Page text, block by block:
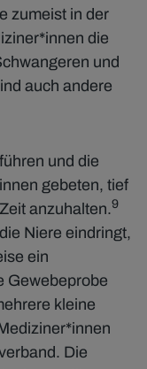
zumeist in der
die
und
auch andere
und die
gebeten, tief
anzuhalten.9
Niere eindringt,
ein
Gewebeprobe
kleine
Die